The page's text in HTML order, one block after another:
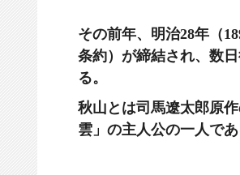
その前年、明治28年（
条約）が締結され、 数
る。
秋山とは司馬遼太郎原
雲」の主人公の一人で